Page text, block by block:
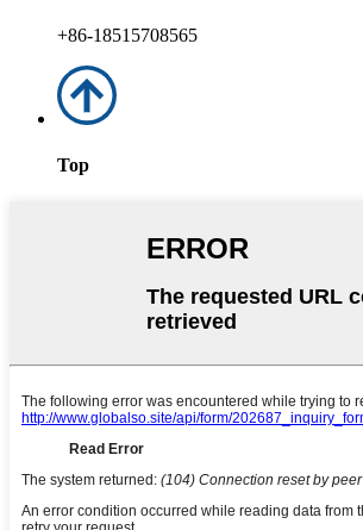
+86-18515708565
Top